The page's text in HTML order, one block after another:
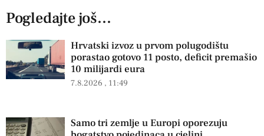
Pogledajte još...
Hrvatski izvoz u prvom polugodištu
porastao gotovo 11 posto, deficit premašio
10 milijardi eura
7.8.2026 11:49
Samo tri zemlje u Europi oporezuju